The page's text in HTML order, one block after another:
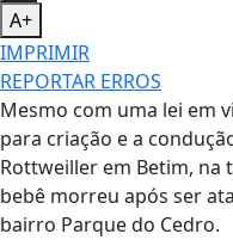
A+
IMPRIMIR
REPORTAR ERROS
Mesmo com uma lei em
para criação e a
Rottweiller em Betim, na
bebê morreu após ser
bairro Parque do Cedro.